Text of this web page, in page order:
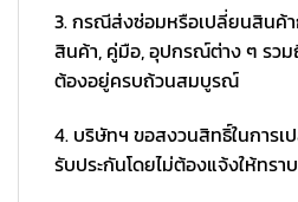
3. กรณีส่งซ่อมหรือเปลี่ยนสินค้
สินค้า, คู่มือ, อุปกรณ์ต่าง ๆ รว
ต้องอยู่ครบถ้วนสมบูรณ์
4. บริษัทฯ ขอสงวนสิทธิ์ในการเ
รับประกันโดยไม่ต้องแจ้งให้ทรา